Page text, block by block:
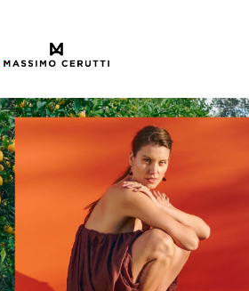
TÉRMINOS MÁS BUSCADOS
1.
sandalias
2.
3.
4.
5.
bota frange
6.
cartera